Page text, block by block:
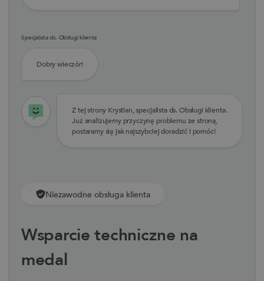
Specjalista ds. Obsługi klienta
Dobry wieczór!
Z tej strony Krystian, specjalista ds. Obsługi klienta.
Już analizujemy przyczynę problemu ze stroną,
postaramy się jak najszybciej doradzić i pomóc!
Niezawodne obsługa klienta
Wsparcie techniczne na
medal